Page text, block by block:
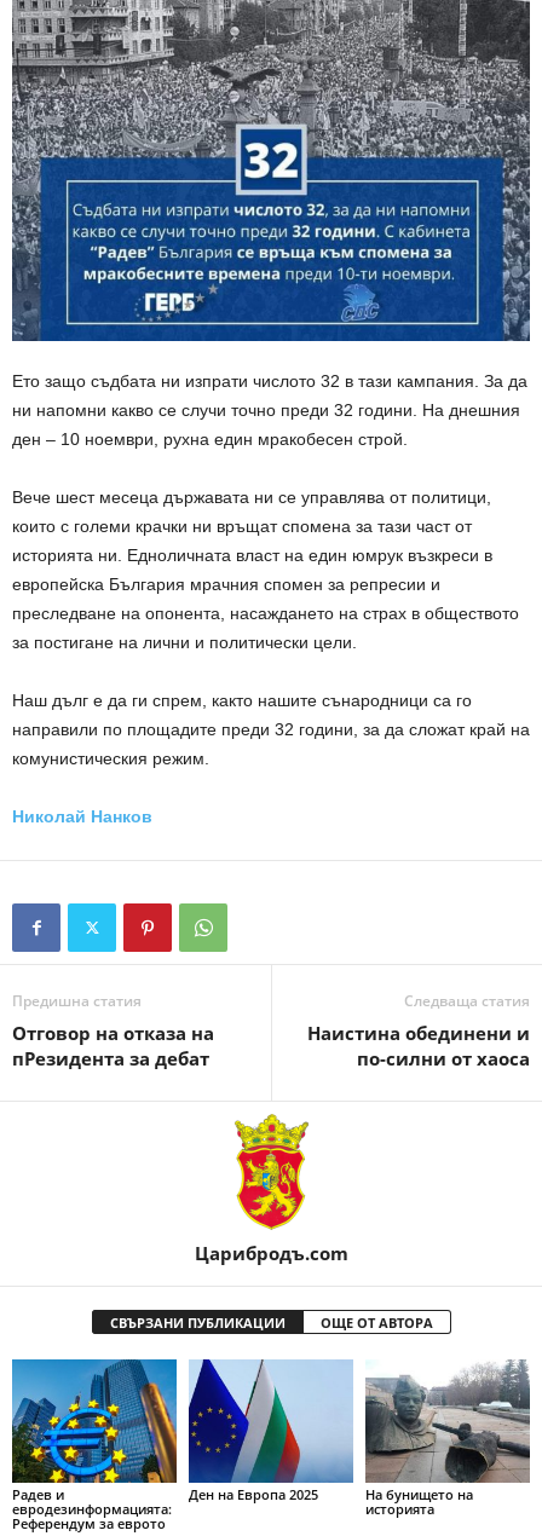
Ето защо съдбата ни изпрати числото 32 в тази кампания. За да
ни напомни какво се случи точно преди 32 години. На днешния
ден – 10 ноември, рухна един мракобесен строй.
Вече шест месеца държавата ни се управлява от политици,
които с големи крачки ни връщат спомена за тази част от
историята ни. Едноличната власт на един юмрук възкреси в
европейска България мрачния спомен за репресии и
преследване на опонента, насаждането на страх в обществото
за постигане на лични и политически цели.
Наш дълг е да ги спрем, както нашите сънародници са го
направили по площадите преди 32 години, за да сложат край на
комунистическия режим.
Николай Нанков
Предишна статия
Отговор на отказа на
пРезидента за дебат
Следваща статия
Наистина обединени и
по-силни от хаоса
Царибродъ.com
СВЪРЗАНИ ПУБЛИКАЦИИ ОЩЕ ОТ АВТОРА
Радев и
евродезинформацията:
Референдум за еврото
Ден на Европа 2025
На бунището на
историята